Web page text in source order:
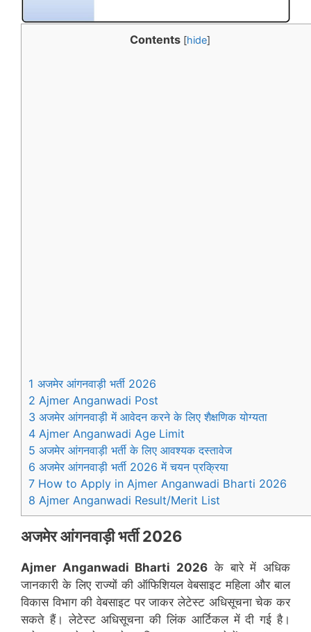
Contents [hide]
1 अजमेर आंगनवाड़ी भर्ती 2026
2 Ajmer Anganwadi Post
3 अजमेर आंगनवाड़ी में आवेदन करने के लिए शैक्षणिक योग्यता
4 Ajmer Anganwadi Age Limit
5 अजमेर आंगनवाड़ी भर्ती के लिए आवश्यक दस्तावेज
6 अजमेर आंगनवाड़ी भर्ती 2026 में चयन प्रक्रिया
7 How to Apply in Ajmer Anganwadi Bharti 2026
8 Ajmer Anganwadi Result/Merit List
अजमेरआंगनवाड़ी भर्ती 2026
Ajmer Anganwadi Bharti 2026 के बारे में अधिक
जानकारी के लिए राज्यों की ऑफिशियल वेबसाइट महिला और बाल
विकास विभाग की वेबसाइट पर जाकर लेटेस्ट अधिसूचना चेक कर
सकते हैं। लेटेस्ट अधिसूचना की लिंक आर्टिकल में दी गई है।